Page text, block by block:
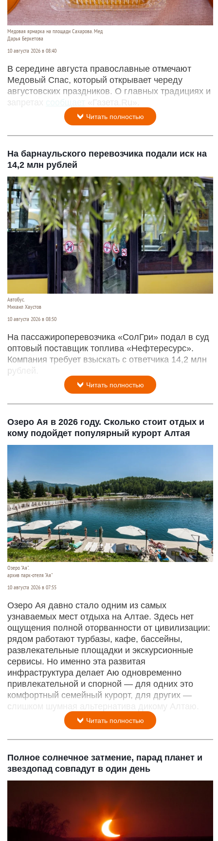
Медовая ярмарка на площади Сахарова. Мед
Дарья Беркетова
10 августа 2026 в 08:40
В середине августа православные отмечают
Медовый Спас, который открывает череду
августовских праздников. О главных традициях и
запретах
сообщает «Газета.Ru».
Читать полностью
На барнаульского перевозчика подали иск на
14,2 млн рублей
Автобус.
Михаил Хаустов
10 августа 2026 в 08:50
На пассажироперевозчика «СолГри» подал в суд
оптовый поставщик топлива «Нефтересурс».
Компания требует взыскать с ответчика 14,2 млн
рублей.
Читать полностью
Озеро Ая в 2026 году. Сколько стоит отдых и
кому подойдет популярный курорт Алтая
Озеро "Ая".
архив парк-отеля "Ая"
10 августа 2026 в 07:55
Озеро Ая давно стало одним из самых
узнаваемых мест отдыха на Алтае. Здесь нет
ощущения полной оторванности от цивилизации:
рядом работают турбазы, кафе, бассейны,
развлекательные площадки и экскурсионные
сервисы. Но именно эта развитая
инфраструктура делает Аю одновременно
привлекательной и спорной — для одних это
комфортный семейный курорт, для других —
слишком шумная альтернатива дикому Алтаю.
Читать полностью
Полное солнечное затмение, парад планет и
звездопад совпадут в один день